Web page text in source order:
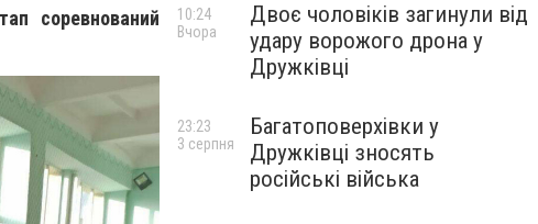
соревнований
Двоє чоловіків загинули від
удару ворожого дрона у
Дружківці
10:24
Вчора
Багатоповерхівки у
Дружківці зносять
російські війська
23:23
3 серпня